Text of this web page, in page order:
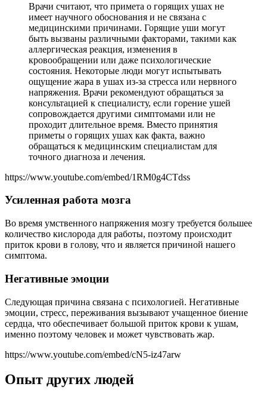
Врачи считают, что примета о горящих ушах не
имеет научного обоснования и не связана с
медицинскими причинами. Горящие уши могут
быть вызваны различными факторами, такими как
аллергическая реакция, изменения в
кровообращении или даже психологические
состояния. Некоторые люди могут испытывать
ощущение жара в ушах из-за стресса или нервного
напряжения. Врачи рекомендуют обращаться за
консультацией к специалисту, если горение ушей
сопровождается другими симптомами или не
проходит длительное время. Вместо принятия
приметы о горящих ушах как факта, важно
обращаться к медицинским специалистам для
точного диагноза и лечения.
https://www.youtube.com/embed/1RM0g4CTdss
Усиленная работа мозга
Во время умственного напряжения мозгу требуется большее
количество кислорода для работы, поэтому происходит
приток крови в голову, что и является причиной нашего
симптома.
Негативные эмоции
Следующая причина связана с психологией. Негативные
эмоции, стресс, переживания вызывают учащенное биение
сердца, что обеспечивает большой приток крови к ушам,
именно поэтому человек и может чувствовать жар.
https://www.youtube.com/embed/cN5-iz47arw
Опыт других людей